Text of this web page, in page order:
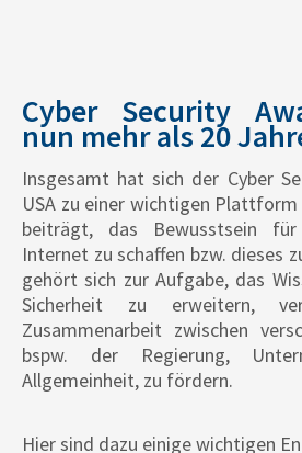
Cyber Security
nun mehr als 20
Insgesamt hat sich der Cyber
USA zu einer wichtigen
beiträgt, das Bewusstsein
Internet zu schaffen bzw. dieses
gehört sich zur Aufgabe, das
Sicherheit zu erweitern,
Zusammenarbeit zwischen
bspw. der Regierung,
Allgemeinheit, zu fördern.
Hier sind dazu einige wichtigen